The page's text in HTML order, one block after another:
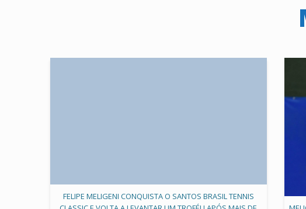
FELIPE MELIGENI CONQUISTA O SANTOS BRASIL TENNIS